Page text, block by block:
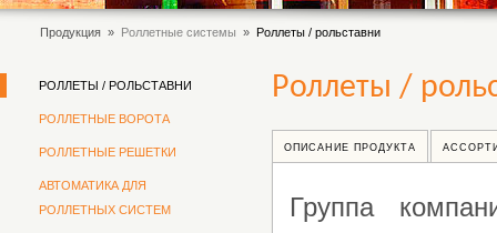
Продукция » Роллетные системы » Роллеты / рольставни
РОЛЛЕТЫ / РОЛЬСТАВНИ
РОЛЛЕТНЫЕ ВОРОТА
РОЛЛЕТНЫЕ РЕШЕТКИ
АВТОМАТИКА ДЛЯ
РОЛЛЕТНЫХ СИСТЕМ
Роллеты /
ОПИСАНИЕ ПРОДУКТА
Группа